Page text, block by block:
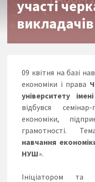
участі
09 квітня на базі
економіки і права
університету
відбувся
економіки,
грамотності.
навчання
НУШ».
Ініціатором та